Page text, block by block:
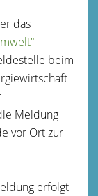
das
beim
Meldung
vor Ort zur
erfolgt